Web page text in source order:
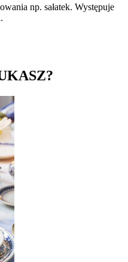
np. sałatek. Występuje